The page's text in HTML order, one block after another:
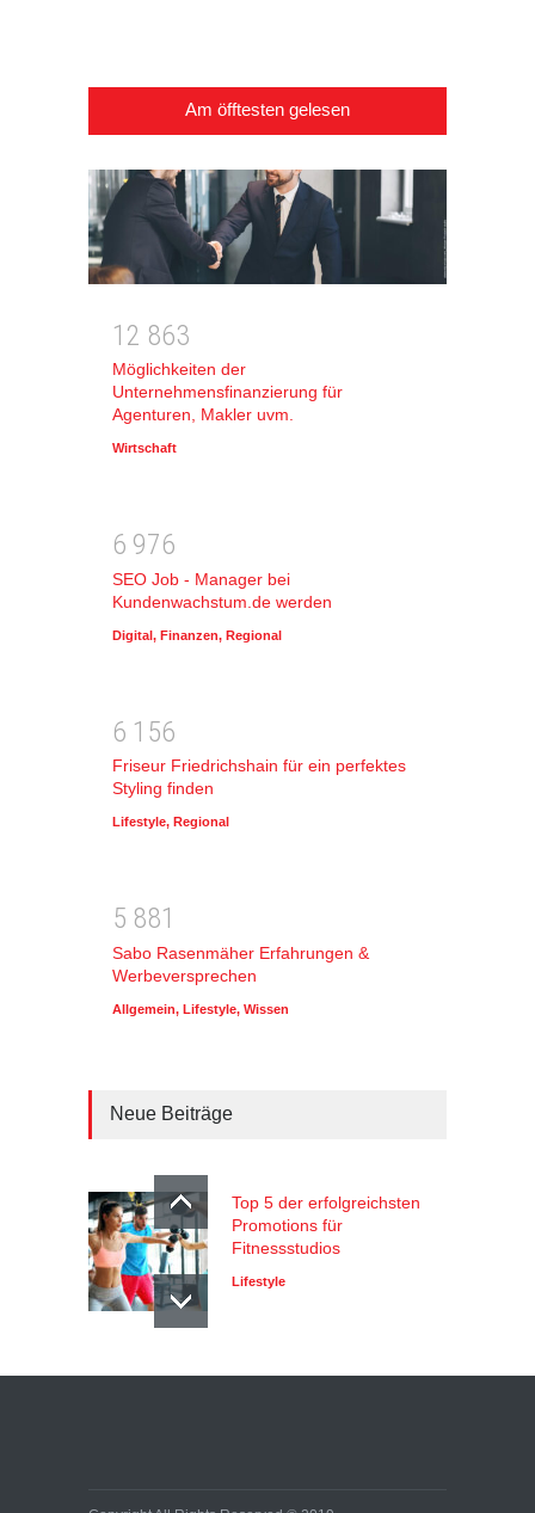
Am öfftesten gelesen
1 2 863
Möglichkeiten der
Unternehmensfinanzierung für
Agenturen, Makler uvm.
Wirtschaft
6 976
SEO Job - Manager bei
Kundenwachstum.de werden
Digital, Finanzen, Regional
6 1 56
Friseur Friedrichshain für ein perfektes
Styling finden
Lifestyle, Regional
5 881
Sabo Rasenmäher Erfahrungen &
Werbeversprechen
Allgemein, Lifestyle, Wissen
Neue Beiträge
Top 5 der erfolgreichsten
Promotions für
Fitnessstudios
Lifestyle